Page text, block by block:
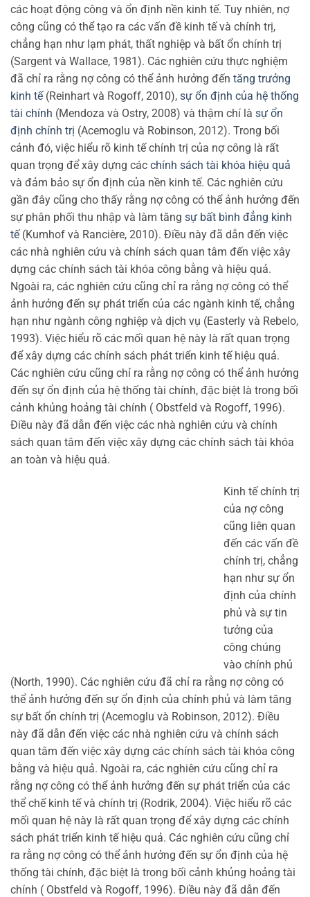
các hoạt động công và ổn định nền kinh tế. Tuy nhiên, nợ
công cũng có thể tạo ra các vấn đề kinh tế và chính trị,
chẳng hạn như lạm phát, thất nghiệp và bất ổn chính trị
(Sargent và Wallace, 1981). Các nghiên cứu thực nghiệm
đã chỉ ra rằng nợ công có thể ảnh hưởng đến tăng trưởng
kinh tế(Reinhart và Rogoff, 2010), sự ổn định của hệ thống
tài chính (Mendoza và Ostry, 2008) và thậm chí là sự ổn
định chính trị (Acemoglu và Robinson, 2012). Trong bối
cảnh đó, việc hiểu rõ kinh tế chính trị của nợ công là rất
quan trọng để xây dựng các chính sách tài khóa hiệu quả
và đảm bảo sự ổn định của nền kinh tế. Các nghiên cứu
gần đây cũng cho thấy rằng nợ công có thể ảnh hưởng đến
sự phân phối thu nhập và làm tăng sự bất bình đẳng kinh
tế(Kumhof và Rancière, 2010). Điều này đã dẫn đến việc
các nhà nghiên cứu và chính sách quan tâm đến việc xây
dựng các chính sách tài khóa công bằng và hiệu quả.
Ngoài ra, các nghiên cứu cũng chỉ ra rằng nợ công có thể
ảnh hưởng đến sự phát triển của các ngành kinh tế, chẳng
hạn như ngành công nghiệp và dịch vụ (Easterly và Rebelo,
1993). Việc hiểu rõ các mối quan hệ này là rất quan trọng
để xây dựng các chính sách phát triển kinh tế hiệu quả.
Các nghiên cứu cũng chỉ ra rằng nợ công có thể ảnh hưởng
đến sự ổn định của hệ thống tài chính, đặc biệt là trong bối
cảnh khủng hoảng tài chính ( Obstfeld và Rogoff, 1996).
Điều này đã dẫn đến việc các nhà nghiên cứu và chính
sách quan tâm đến việc xây dựng các chính sách tài khóa
an toàn và hiệu quả.
Kinh tế chính trị
của nợ công
cũng liên quan
đến các vấn đề
chính trị, chẳng
hạn như sự ổn
định của chính
phủ và sự tin
tưởng của
công chúng
vào chính phủ
(North, 1990). Các nghiên cứu đã chỉ ra rằng nợ công có
thể ảnh hưởng đến sự ổn định của chính phủ và làm tăng
sự bất ổn chính trị (Acemoglu và Robinson, 2012). Điều
này đã dẫn đến việc các nhà nghiên cứu và chính sách
quan tâm đến việc xây dựng các chính sách tài khóa công
bằng và hiệu quả. Ngoài ra, các nghiên cứu cũng chỉ ra
rằng nợ công có thể ảnh hưởng đến sự phát triển của các
thể chế kinh tế và chính trị (Rodrik, 2004). Việc hiểu rõ các
mối quan hệ này là rất quan trọng để xây dựng các chính
sách phát triển kinh tế hiệu quả. Các nghiên cứu cũng chỉ
ra rằng nợ công có thể ảnh hưởng đến sự ổn định của hệ
thống tài chính, đặc biệt là trong bối cảnh khủng hoảng tài
chính ( Obstfeld và Rogoff, 1996). Điều này đã dẫn đến